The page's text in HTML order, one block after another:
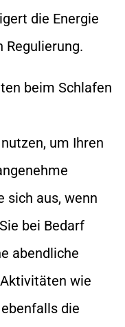
die Energie
Regulierung.
beim Schlafen
um Ihren
sich aus, wenn
bei Bedarf
abendliche
wie
die